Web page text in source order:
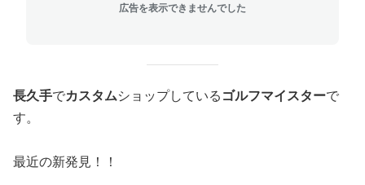
広告を表示できませんでした
長久手でカスタムショップしている ゴルフマイスターで
す。
最近の新発見！！